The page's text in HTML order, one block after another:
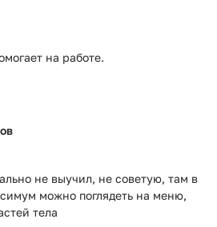
на работе.
не выучил, не советую, там в
можно поглядеть на меню,
тела